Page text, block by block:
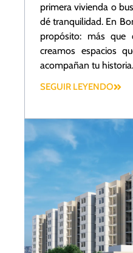
primera vivienda o
dé tranquilidad. En
propósito: más que
creamos espacios
acompañan tu
SEGUIR LEYENDO